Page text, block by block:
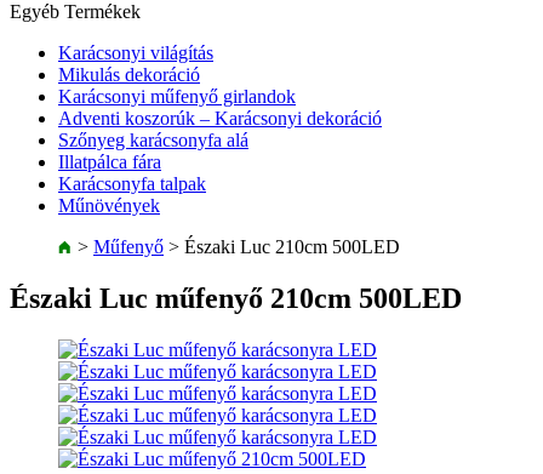
Egyéb Termékek
Karácsonyi világítás
Mikulás dekoráció
Karácsonyi műfenyő girlandok
Adventi koszorúk – Karácsonyi dekoráció
Szőnyeg karácsonyfa alá
Illatpálca fára
Karácsonyfa talpak
Műnövények
> Műfenyő > Északi Luc 210cm 500LED
Északi Luc műfenyő 210cm 500LED